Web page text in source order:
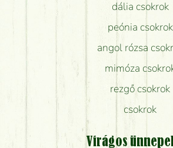
dália csokrok
peónia csokrok
angol rózsa
mimóza
rezgő csokrok
csokrok
Virágos